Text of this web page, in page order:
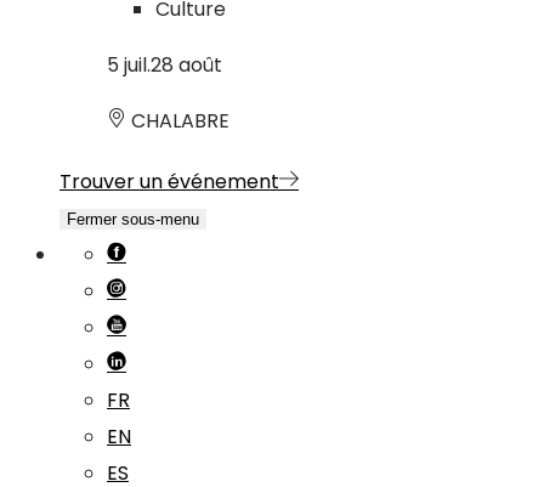
Culture
5 juil.28 août
CHALABRE
Trouver un événement
Fermer sous-menu
FR
EN
ES